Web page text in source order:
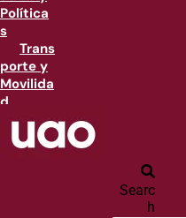
Política
s
Trans
porte y
Movilida
d
Searc
h